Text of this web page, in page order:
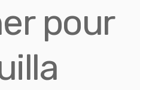
pour